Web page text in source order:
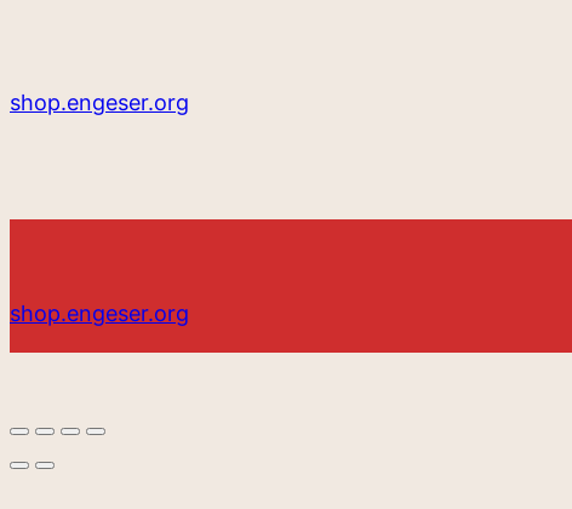
shop.engeser.org
shop.engeser.org